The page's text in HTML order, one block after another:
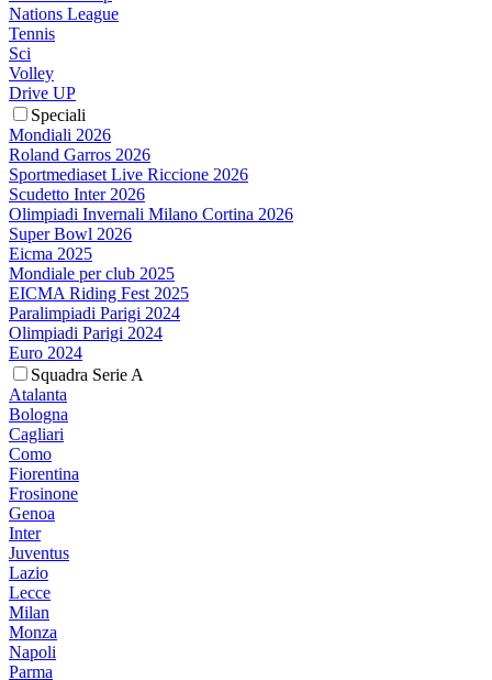
Nations League
Tennis
Sci
Volley
Drive UP
Speciali
Mondiali 2026
Roland Garros 2026
Sportmediaset Live Riccione 2026
Scudetto Inter 2026
Olimpiadi Invernali Milano Cortina 2026
Super Bowl 2026
Eicma 2025
Mondiale per club 2025
EICMA Riding Fest 2025
Paralimpiadi Parigi 2024
Olimpiadi Parigi 2024
Euro 2024
Squadra Serie A
Atalanta
Bologna
Cagliari
Como
Fiorentina
Frosinone
Genoa
Inter
Juventus
Lazio
Lecce
Milan
Monza
Napoli
Parma